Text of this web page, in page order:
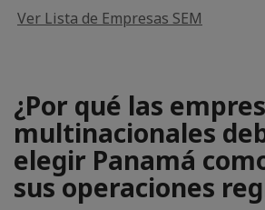
Ver Lista de Empresas SEM
¿Por qué las
multinacionales
elegir Panamá
sus operaciones